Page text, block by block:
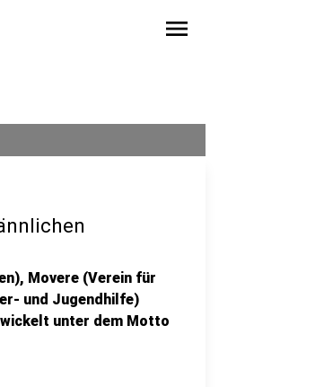
menu
Movere (Verein für
und Jugendhilfe)
unter dem Motto